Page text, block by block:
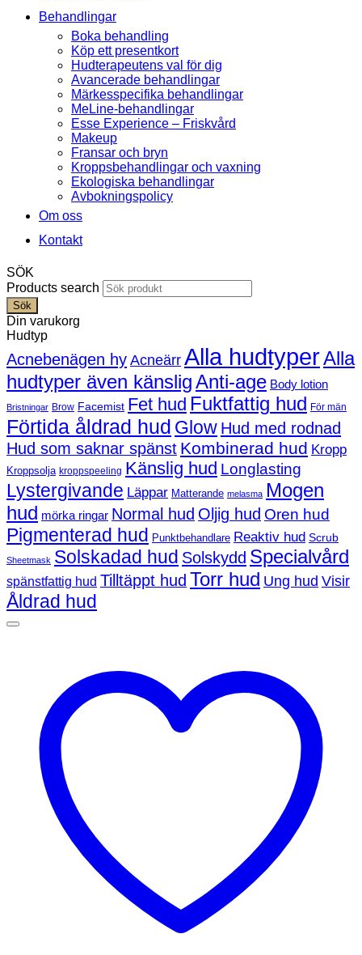
Behandlingar
Boka behandling
Köp ett presentkort
Hudterapeutens val för dig
Avancerade behandlingar
Märkesspecifika behandlingar
MeLine-behandlingar
Esse Experience – Friskvård
Makeup
Fransar och bryn
Kroppsbehandlingar och vaxning
Ekologiska behandlingar
Avbokningspolicy
Om oss
Kontakt
SÖK
Products search
Sök
Din varukorg
Hudtyp
Acnebenägen hy Acneärr Alla hudtyperAlla
hudtyper även känsligAnti-age Body lotion
Bristningar Brow Facemist Fet hud Fuktfattig hud För män
Förtida åldrad hud Glow Hud med rodnad
Hud som saknar spänst Kombinerad hud Kropp
Kroppsolja kroppspeeling Känslig hud Longlasting
Lystergivande Läppar Matterande melasma Mogen
hud mörka ringar Normal hud Oljig hud Oren hud
Pigmenterad hud Punktbehandlare Reaktiv hud Scrub
Sheetmask Solskadad hud Solskydd Specialvård
spänstfattig hud Tilltäppt hud Torr hud Ung hud Visir
Åldrad hud